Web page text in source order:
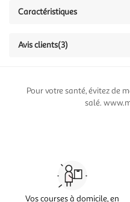
Caractéristiques
Avis clients(3)
Pour votre santé, évitez de
salé.
Vos courses à domicile, en